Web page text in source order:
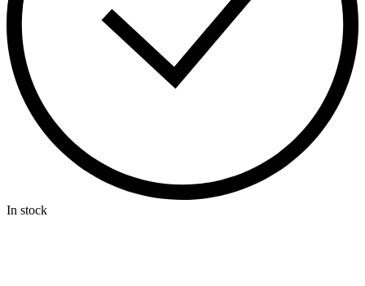
In stock